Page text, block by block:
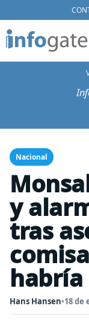
Nacional
y
tras
habría
Hans Hansen•18 de